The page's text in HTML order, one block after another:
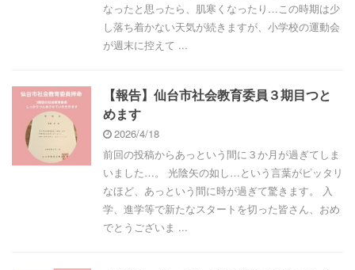
なったと思ったら、肌寒くなったり…この時期は少
し落ち着かない天気が続きますが、小学校の運動会
が週末に控えて ...
【報告】仙台市社会教育委員３期目つと
めます
2026/4/18
前回の投稿からあっという間に３か月が過ぎてしま
いました…。 光陰矢の如し…という言葉がピッタリ
なほど、あっという間に時が過ぎて驚きます。 入
学、進学等で新たなスタートを切った皆さん、おめ
でとうございま ...